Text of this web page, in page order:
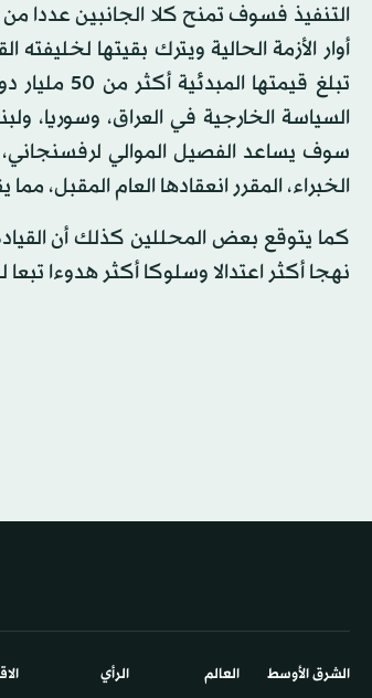
التنفيذ فسوف تمنح كلا الجانبين عددا
أوار الأزمة الحالية ويترك بقيتها
تبلغ
السياسة الخارجية في العراق، وسوريا،
سوف يساعد الفصيل الموالي
الخبراء، المقرر انعقادها العام المقبل،
كما يتوقع بعض المحللين كذلك أن القيادة
نهجا أكثر اعتدالا وسلوكا أكثر هدوءا
الشرق الأوسط​ العالم الرأي